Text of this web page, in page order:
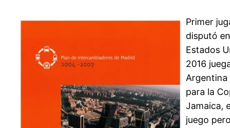
Primer
disputó
Estados
2016
Argentina
para la
Jamaica,
juego